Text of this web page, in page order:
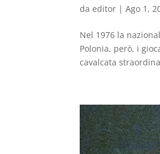
daeditor |Ago 1,
Nel 1976 la
Polonia, però, i
cavalcata